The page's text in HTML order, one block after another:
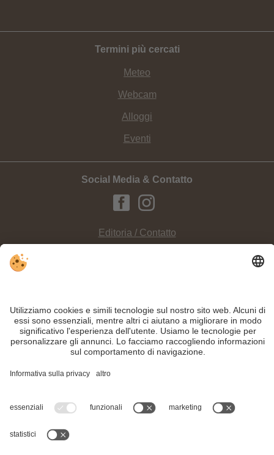
Termini più cercati
Meteo
Webcam
Alloggi
Eventi
Social Media & Contatto
Editoria / Contatto
palestra di roccia Kirchler sono richiesti esperienza alpina e
Nonostante il lavoro accurato e il costante aggiornamento dei contenuti, si
possono verificare errori. Non garantiamo la correttezza e la completezza di
Per motivi di sicurezza, si prega di verificare chiedendo direttamente sul posto